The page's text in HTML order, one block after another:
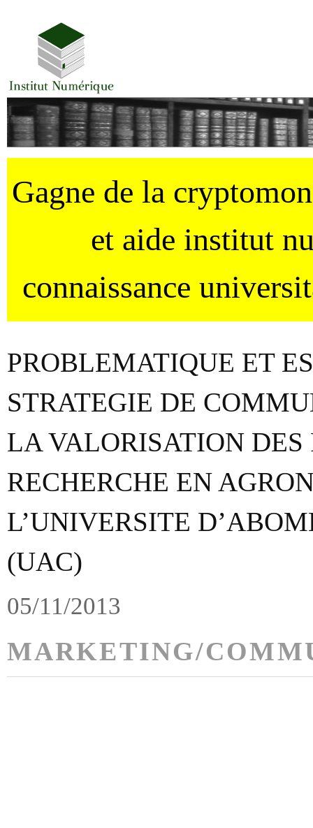
Gagne de la
et aide institut
connaissance
PROBLEMATIQUE ET
STRATEGIE DE
LA VALORISATION DES
RECHERCHE EN
L’UNIVERSITE
(UAC)
05/11/2013
MARKETING/